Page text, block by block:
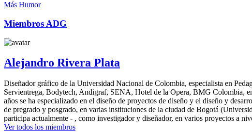
Más Humor
Miembros ADG
Alejandro Rivera Plata
Diseñador gráfico de la Universidad Nacional de Colombia, especialista en
Servientrega, Bodytech, Andigraf, SENA, Hotel de la Opera, BMG Colombia,
años se ha especializado en el diseño de proyectos de diseño y el diseño y
de pregrado y posgrado, en varias instituciones de la ciudad de Bogotá
participa actualmente - , como investigador y diseñador, en varios proyectos a
Ver todos los miembros